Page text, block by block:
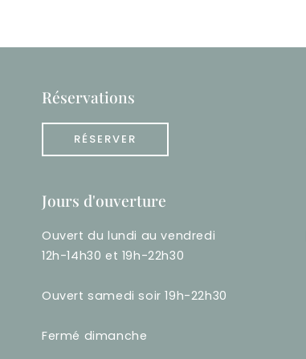
Réservations
RÉSERVER
Jours d'ouverture
Ouvert du lundi au vendredi
12h-14h30 et 19h-22h30
Ouvert samedi soir 19h-22h30
Fermé dimanche